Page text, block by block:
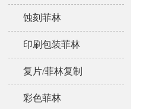
蚀刻菲林
印刷包装菲林
复片/菲林复制
彩色菲林